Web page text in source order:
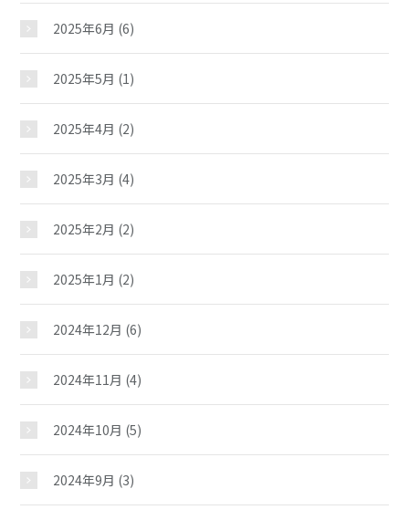
2025年6月 (6)
2025年5月 (1)
2025年4月 (2)
2025年3月 (4)
2025年2月 (2)
2025年1月 (2)
2024年12月 (6)
2024年11月 (4)
2024年10月 (5)
2024年9月 (3)